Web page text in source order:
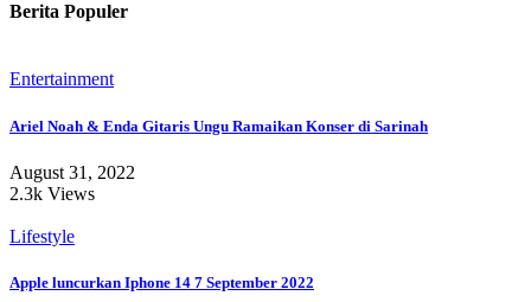
Berita Populer
Entertainment
Ariel Noah & Enda Gitaris Ungu Ramaikan Konser di Sarinah
August 31, 2022
2.3k Views
Lifestyle
Apple luncurkan Iphone 14 7 September 2022